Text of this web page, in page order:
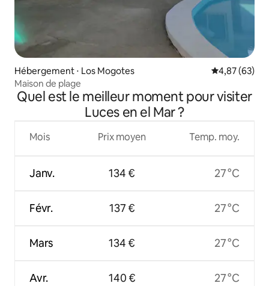
Hébergement ⋅ Los Mogotes Évaluation
4,87 (63)
Maison de plage
Quel est le meilleur moment pour visiter
Luces en el Mar ?
Mois
Janv.
Févr.
Mars
Avr.
Prix moyen
134 €
137 €
134 €
140 €
Temp. moy.
27 °C
27 °C
27 °C
27 °C